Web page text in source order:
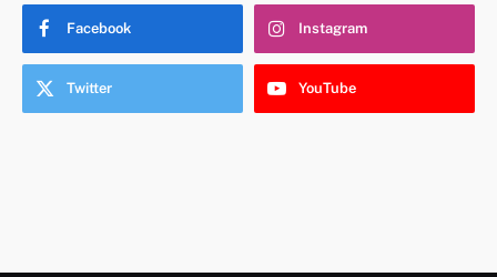
Facebook Instagram
Twitter YouTube